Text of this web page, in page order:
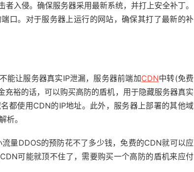
入侵。确保服务器采用最新系统，并打上安全补丁。
口。对于服务器上运行的网站，确保其打了最新的补
能让服务器真实IP泄漏，服务器前端加CDN中转(免费
裕的话，可以购买高防的盾机，用于隐藏服务器真实
都使用CDN的IP地址。此外，服务器上部署的其他域
析。
量DDOS的预防花不了多少钱，免费的CDN就可以应
可能就顶不住了，需要购买一个高防的盾机来应付